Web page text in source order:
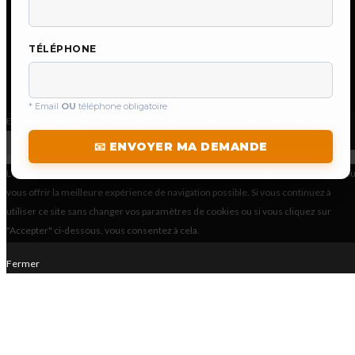
TÉLÉPHONE
* Email OU téléphone obligatoire
📧 ENVOYER MA DEMANDE
En continuant à utiliser le site, vous acceptez l’utilisation des cookies.
Les paramètres des cookies sur ce site sont définis sur « accepter les cookies »
vous offrir la meilleure expérience de navigation possible. Si vous continuez à
utiliser ce site sans changer vos paramètres de cookies ou si vous cliquez sur
"Accepter" ci-dessous, vous consentez à cela.
Fermer